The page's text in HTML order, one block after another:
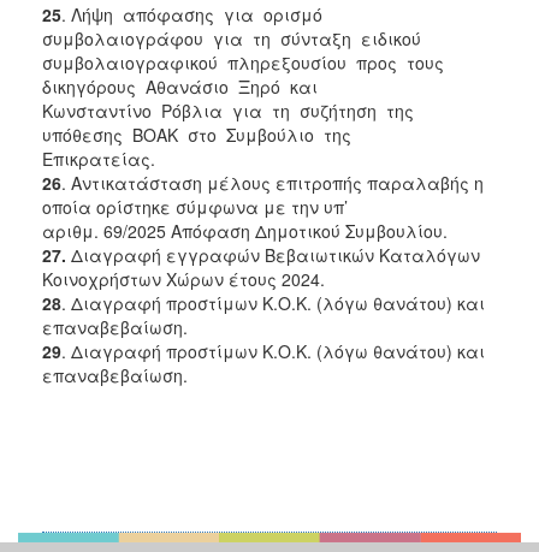
25. Λήψη απόφασης για ορισμό
συμβολαιογράφου για τη σύνταξη ειδικού
συμβολαιογραφικού πληρεξουσίου προς τους
δικηγόρους Αθανάσιο Ξηρό και
Κωνσταντίνο Ρόβλια για τη συζήτηση της
υπόθεσης ΒΟΑΚ στο Συμβούλιο της
Επικρατείας.
26. Αντικατάσταση μέλους επιτροπής παραλαβής η
οποία ορίστηκε σύμφωνα με την υπ’
αριθμ. 69/2025 Απόφαση Δημοτικού Συμβουλίου.
27. Διαγραφή εγγραφών Βεβαιωτικών Καταλόγων
Κοινοχρήστων Χώρων έτους 2024.
28. Διαγραφή προστίμων Κ.Ο.Κ. (λόγω θανάτου) και
επαναβεβαίωση.
29. Διαγραφή προστίμων Κ.Ο.Κ. (λόγω θανάτου) και
επαναβεβαίωση.